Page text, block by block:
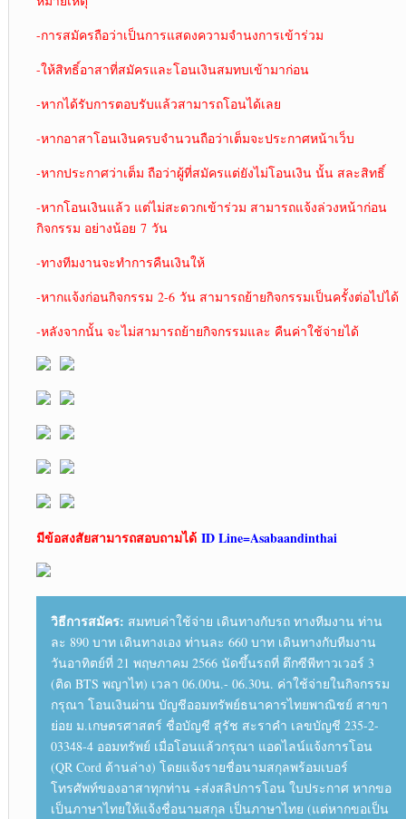
-การสมัครถือว่าเป็นการแสดงความจำนงการเข้าร่วม
-ให้สิทธิ์อาสาที่สมัครและโอนเงินสมทบเข้ามาก่อน
-หากได้รับการตอบรับแล้วสามารถโอนได้เลย
-หากอาสาโอนเงินครบจำนวนถือว่าเต็มจะประกาศหน้าเว็บ
-หากประกาศว่าเต็ม ถือว่าผู้ที่สมัครแต่ยังไม่โอนเงิน นั้น สละสิทธิ์
-หากโอนเงินแล้ว แต่ไม่สะดวกเข้าร่วม สามารถแจ้งล่วงหน้าก่อน
กิจกรรม อย่างน้อย 7 วัน
-ทางทีมงานจะทำการคืนเงินให้
-หากแจ้งก่อนกิจกรรม 2-6 วัน สามารถย้ายกิจกรรมเป็นครั้งต่อไปได้
-หลังจากนั้น จะไม่สามารถย้ายกิจกรรมและ คืนค่าใช้จ่ายได้
มีข้อสงสัยสามารถสอบถามได้ ID Line=Asabaandinthai
วิธีการสมัคร: สมทบค่าใช้จ่าย เดินทางกับรถ ทางทีมงาน ท่าน
ละ 890 บาท เดินทางเอง ท่านละ 660 บาท เดินทางกับทีมงาน
วันอาทิตย์ที่ 21 พฤษภาคม 2566 นัดขึ้นรถที่ ตึกซีพีทาวเวอร์ 3
(ติด BTS พญาไท) เวลา 06.00น.- 06.30น. ค่าใช้จ่ายในกิจกรรม
กรุณา โอนเงินผ่าน บัญชีออมทรัพย์ธนาคารไทยพาณิชย์ สาขา
ย่อย ม.เกษตรศาสตร์ ชื่อบัญชี สุรัช สะราคำ เลขบัญชี 235-2-
03348-4 ออมทรัพย์ เมื่อโอนแล้วกรุณา แอดไลน์แจ้งการโอน
(QR Cord ด้านล่าง) โดยแจ้งรายชื่อนามสกุลพร้อมเบอร์
โทรศัพท์ของอาสาทุกท่าน +ส่งสลิปการโอน ใบประกาศ หากขอ
เป็นภาษาไทยให้แจ้งชื่อนามสกุล เป็นภาษาไทย (แต่หากขอเป็น